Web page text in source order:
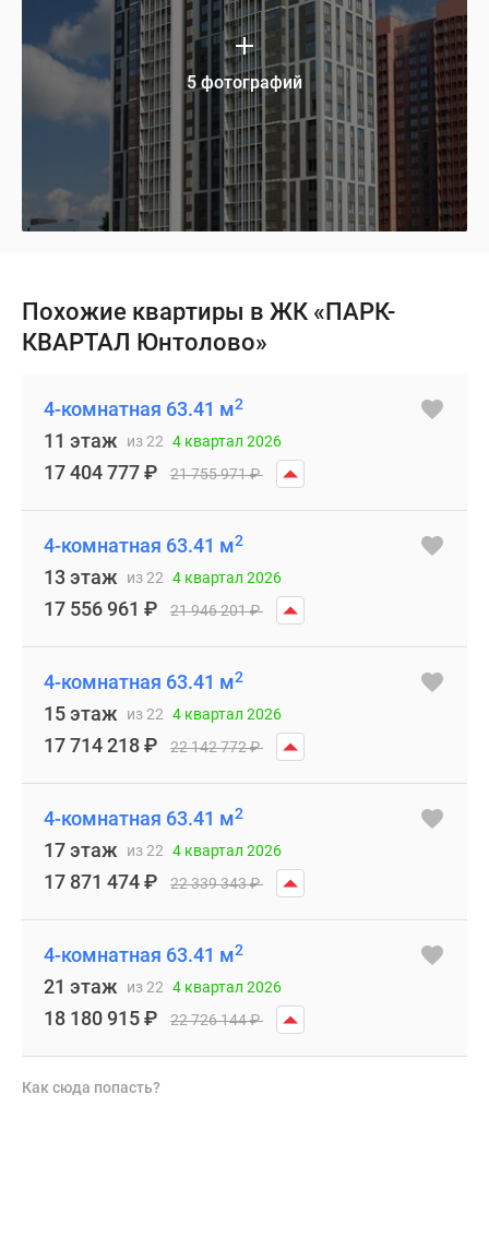
5 фотографий
Похожие квартиры в ЖК «ПАРК-
КВАРТАЛ Юнтолово»
4-комнатная 63.41 м2
11 этаж из 22 4 квартал 2026
17 404 777₽ 21 755 971₽
4-комнатная 63.41 м2
13 этаж из 22 4 квартал 2026
17 556 961 ₽ 21 946 201₽
4-комнатная 63.41 м2
15 этаж из 22 4 квартал 2026
17 714 218₽ 22 142 772₽
4-комнатная 63.41 м2
17 этаж из 22 4 квартал 2026
17 871 474₽ 22 339 343₽
4-комнатная 63.41 м2
21 этаж из 22 4 квартал 2026
18 180 915₽ 22 726 144₽
Как сюда попасть?